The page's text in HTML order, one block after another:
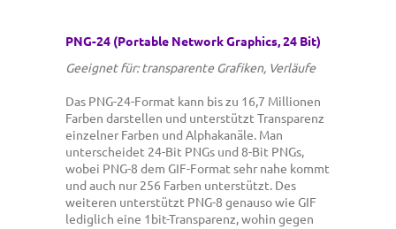
PNG-24 (Portable Network Graphics, 24 Bit)
Geeignet für: transparente Grafiken, Verläufe
Das PNG-24-Format kann bis zu 16,7 Millionen
Farben darstellen und unterstützt Transparenz
einzelner Farben und Alphakanäle. Man
unterscheidet 24-Bit PNGs und 8-Bit PNGs,
wobei PNG-8 dem GIF-Format sehr nahe kommt
und auch nur 256 Farben unterstützt. Des
weiteren unterstützt PNG-8 genauso wie GIF
lediglich eine 1bit-Transparenz, wohin gegen